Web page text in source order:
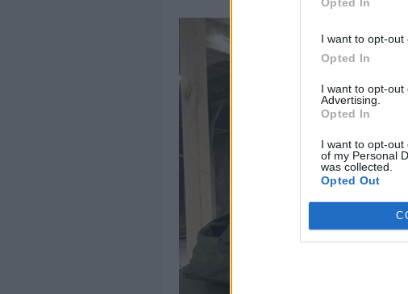
I want to opt-out
Opted In
I want to opt-out
Advertising.
Opted In
I want to opt-out
of my Personal
was collected.
Opted Out